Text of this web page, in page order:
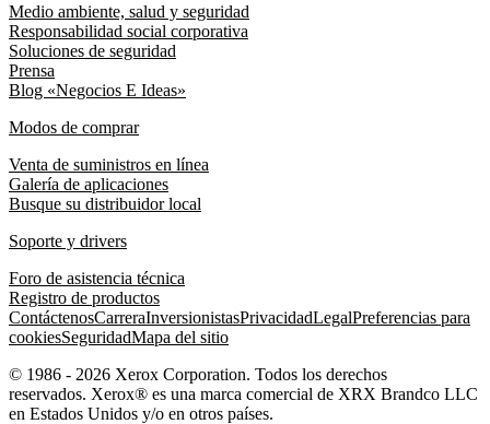
Medio ambiente, salud y seguridad
Responsabilidad social corporativa
Soluciones de seguridad
Prensa
Blog «Negocios E Ideas»
Modos de comprar
Venta de suministros en línea
Galería de aplicaciones
Busque su distribuidor local
Soporte y drivers
Foro de asistencia técnica
Registro de productos
ContáctenosCarreraInversionistasPrivacidadLegalPreferencias para
cookiesSeguridadMapa del sitio
© 1986 - 2026 Xerox Corporation. Todos los derechos
reservados. Xerox® es una marca comercial de XRX Brandco LLC
en Estados Unidos y/o en otros países.